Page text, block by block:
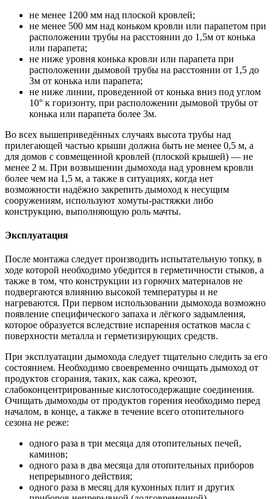
не менее 1200 мм над плоской кровлей;
не менее 500 мм над коньком кровли или парапетом при
расположении трубы на расстоянии до 1,5м от конька
или парапета;
не ниже уровня конька кровли или парапета при
расположении дымовой трубы на расстоянии от 1,5 до
3м от конька или парапета;
не ниже линии, проведенной от конька вниз под углом
10° к горизонту, при расположении дымовой трубы от
конька или парапета более 3м.
Во всех вышеприведённых случаях высота трубы над
прилегающей частью крыши должна быть не менее 0,5 м, а
для домов с совмещенной кровлей (плоской крышей) — не
менее 2 м. При возвышении дымохода над уровнем кровли
более чем на 1,5 м, а также в ситуациях, когда нет
возможности надёжно закрепить дымоход к несущим
сооружениям, используют хомуты-растяжки либо
конструкцию, выполняющую роль мачты.
Эксплуатация
После монтажа следует производить испытательную топку, в
ходе которой необходимо убедится в герметичности стыков, а
также в том, что конструкции из горючих материалов не
подвергаются влиянию высокой температуры и не
нагреваются. При первом использовании дымохода возможно
появление специфического запаха и лёгкого задымления,
которое образуется вследствие испарения остатков масла с
поверхности металла и герметизирующих средств.
При эксплуатации дымохода следует тщательно следить за его
состоянием. Необходимо своевременно очищать дымоход от
продуктов сгорания, таких, как сажа, креозот,
слабоконцентрированные кислотосодержащие соединения.
Очищать дымоходы от продуктов горения необходимо перед
началом, в конце, а также в течение всего отопительного
сезона не реже:
одного раза в три месяца для отопительных печей,
каминов;
одного раза в два месяца для отопительных приборов
непрерывного действия;
одного раза в месяц для кухонных плит и других